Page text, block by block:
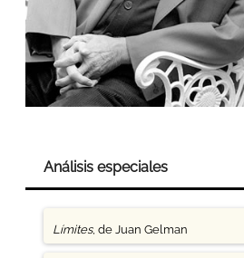
Análisis especiales
Límites, de Juan Gelman